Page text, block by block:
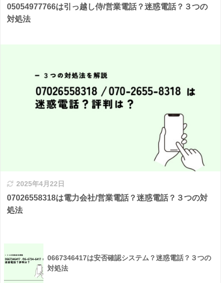
05054977766は引っ越し侍/営業電話？迷惑電話？３つの
対処法
2025年4月22日
07026558318は電力会社/営業電話？迷惑電話？３つの対
処法
0667346417は安否確認システム？迷惑電話？３つの
対処法